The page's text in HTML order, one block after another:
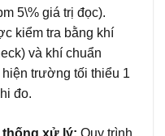
5\%giá trị đọc).
kiểm tra bằng khí
và khí chuẩn
trường tối thiểu 1
đo.
thống xử lý: Quy trình